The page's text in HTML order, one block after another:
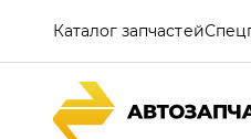
Каталог запчастей